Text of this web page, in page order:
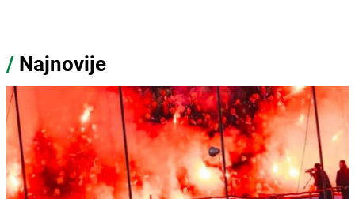
/ Najnovije